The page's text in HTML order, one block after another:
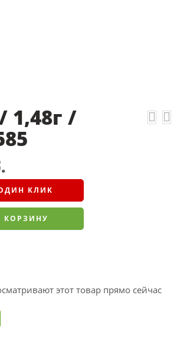
1,48г /
КЛИК
КОРЗИНУ
этот товар прямо сейчас